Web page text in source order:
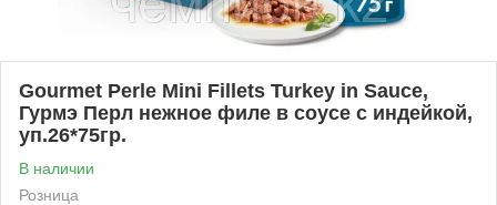
Gourmet Perle Mini Fillets Turkey in Sauce,
Гурмэ Перл нежное филе в соусе с индейкой,
уп.26*75гр.
В наличии
Розница